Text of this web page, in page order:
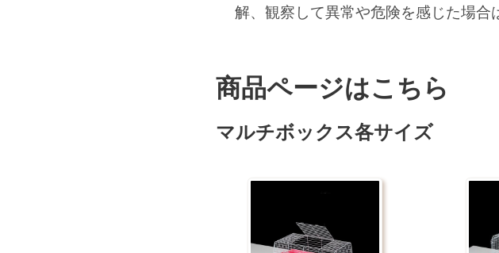
解、観察して異常や危険を感じた場合
商品ページはこちら
マルチボックス各サイズ